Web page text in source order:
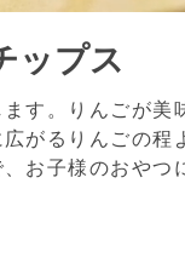
ップス
す。りんごが美
がるりんごの程
お子様のおやつ